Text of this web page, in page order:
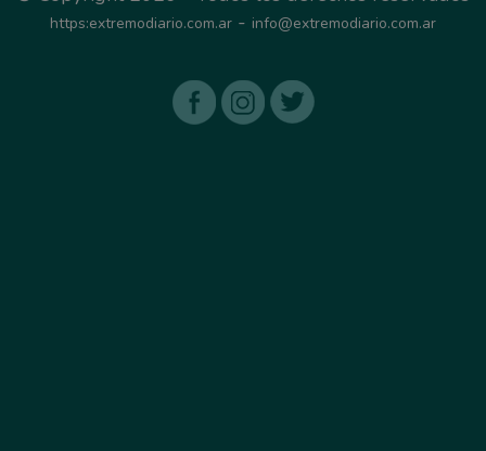
https:extremodiario.com.ar - info@extremodiario.com.ar